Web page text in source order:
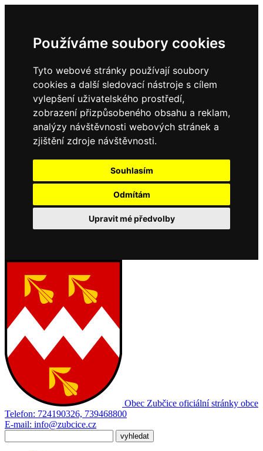
Používáme soubory cookies
Tyto webové stránky používají soubory
cookies a další sledovací nástroje s cílem
vylepšení uživatelského prostředí,
zobrazení přizpůsobeného obsahu a reklam,
analýzy návštěvnosti webových stránek a
zjištění zdroje návštěvnosti.
Souhlasím
Odmítám
Upravit mé předvolby
Obec Zubčice oficiální stránky obce
Telefon: 724190326, 739468800
E-mail: info@zubcice.cz